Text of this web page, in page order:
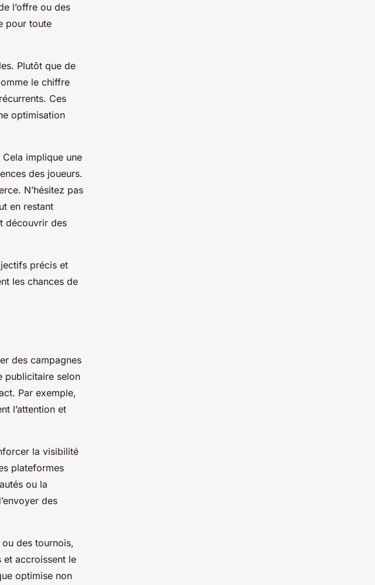
l’offre ou des
pour toute
Plutôt que de
le chiffre
Ces
optimisation
Cela implique une
des joueurs.
N’hésitez pas
en restant
découvrir des
précis et
les chances de
des campagnes
publicitaire selon
Par exemple,
l’attention et
la visibilité
plateformes
ou la
des
des tournois,
et accroissent le
optimise non